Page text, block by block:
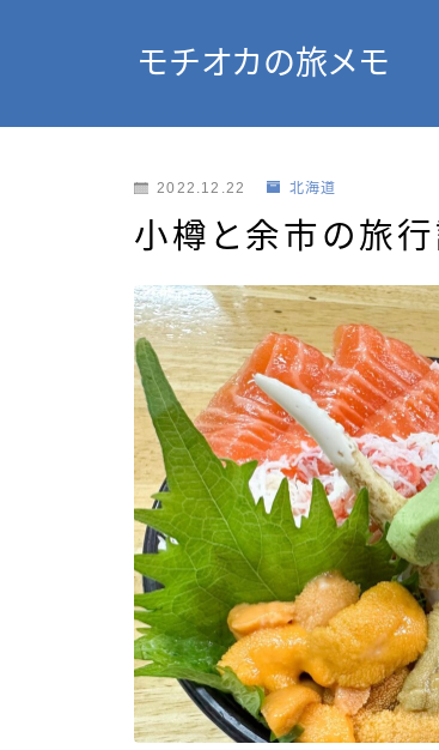
モチオカの旅メモ
2022.12.22 北海道
小樽と余市の旅行